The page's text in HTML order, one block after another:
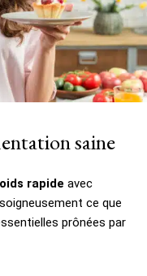
saine
rapide avec
ce que
prônées par